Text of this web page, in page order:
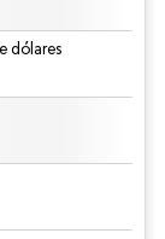
dólares